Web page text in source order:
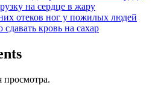
на сердце в жару
отеков ног у пожилых людей
кровь на сахар
просмотра.